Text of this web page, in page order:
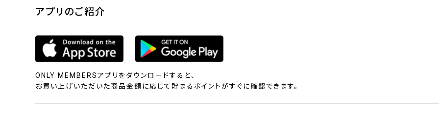
アプリのご紹介
ONLY MEMBERSアプリをダウンロードすると、
お買い上げいただいた商品金額に応じて貯まるポイントがすぐに確認できます。